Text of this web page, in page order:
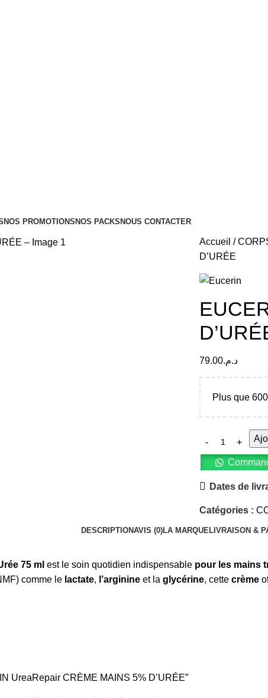
NOS PROMOTIONS NOS PACKS NOUS CONTACTER
Accueil
D’URÉE
د.م.79.00
Plus que
Dates de
Catégories :
DESCRIPTIONAVIS (0)LA MARQUE LIVRAISON &
75 ml est le soin quotidien indispensable pour les mains
comme le lactate, l’arginine et la glycérine, cette crème
UreaRepair CRÈME MAINS 5% D’URÉE”